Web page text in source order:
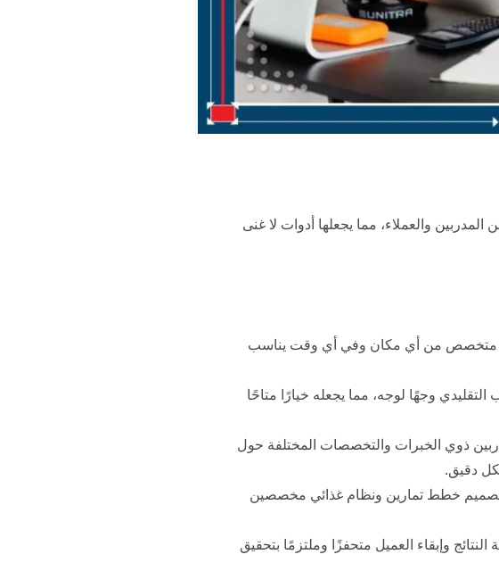
والعملاء، مما يجعلها أدوات لا غنى
متخصص من أي مكان وفي أي وقت يناسب
وجهًا لوجه، مما يجعله خيارًا متاحًا
ذوي الخبرات والتخصصات المختلفة حول
دقيق.
خطط تمارين ونظام غذائي مخصصين
وإبقاء العميل متحفزًا وملتزمًا بتحقيق